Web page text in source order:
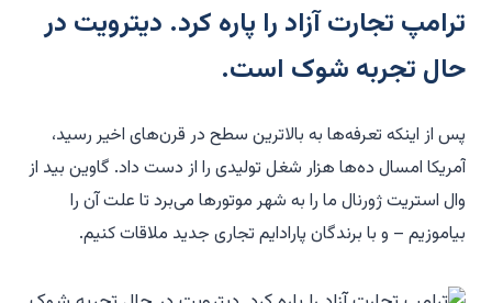
ترامپ تجارت آزاد را پاره کرد. دیترویت در
حال تجربه شوک است.
پس از اینکه تعرفه‌ها به بالاترین سطح در قرن‌های اخیر رسید،
آمریکا امسال ده‌ها هزار شغل تولیدی را از دست داد. گاوین بید از
وال استریت ژورنال ما را به شهر موتورها می‌برد تا علت آن را
بیاموزیم – و با برندگان پارادایم تجاری جدید ملاقات کنیم.